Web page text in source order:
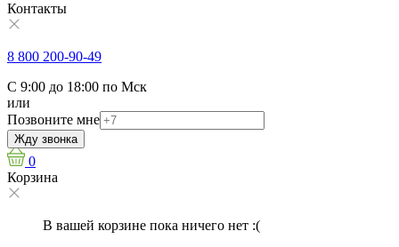
Контакты
8 800 200-90-49
С 9:00 до 18:00 по Мск
или
Позвоните мне
Жду звонка
0
Корзина
В вашей корзине пока ничего нет :(